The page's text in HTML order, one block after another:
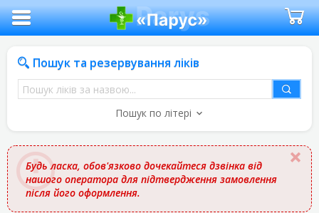
Пошук та резервування ліків
Пошук
ліків
назвою
Пошук по літері
Будь ласка, обов'язково дочекайтеся дзвінка від
нашого оператора для підтвердження замовлення
після його оформлення.